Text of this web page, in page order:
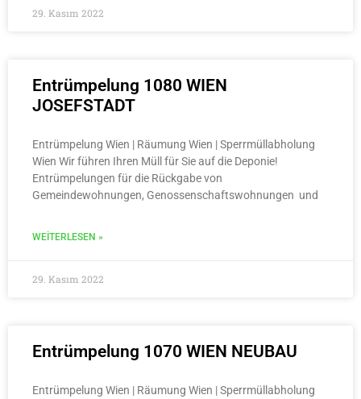
29. Kasım 2022
Entrümpelung 1080 WIEN
JOSEFSTADT
Entrümpelung Wien | Räumung Wien | Sperrmüllabholung
Wien Wir führen Ihren Müll für Sie auf die Deponie!
Entrümpelungen für die Rückgabe von
Gemeindewohnungen, Genossenschaftswohnungen und
WEITERLESEN »
29. Kasım 2022
Entrümpelung 1070 WIEN NEUBAU
Entrümpelung Wien | Räumung Wien | Sperrmüllabholung